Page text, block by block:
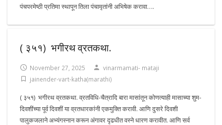
पंचपरमेष्ठी प्रतिमा स्थापून तिला पंचामृतांनी अभिषेक करावा….
( ३५१) भगीरथ व्रतकथा.
November 27, 2025
vinarmamati- mataji
jainender-vart-katha(marathi)
( ३५१) भगीरथ व्रतकथा. व्रतविधि-चैत्रादि बारा मासांतून कोणत्याही मासाच्या शुम-
दिवशींच्या पूर्व दिवशीं या व्रतधारकांनी एकमुक्ति करावी. आणि दुसरे दिवशी
पालुकजलाने अभ्यंगस्नान करून अंगावर दृढधीत वस्ने धारण करावीत. आणि सर्व